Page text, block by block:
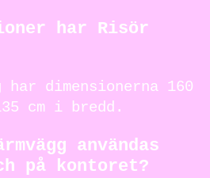
har Risör
har dimensionerna 160
cm i bredd.
användas
på kontoret?